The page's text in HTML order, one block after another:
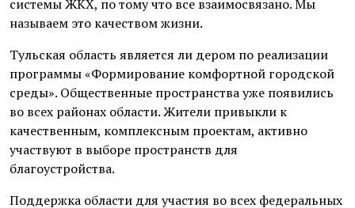
системы ЖКХ, по тому что все взаимосвязано. Мы
называем это качеством жизни.
Тульская область является ли дером по реализации
программы «Формирование комфортной городской
среды». Общественные пространства уже появились
во всех районах области. Жители привыкли к
качественным, комплексным проектам, активно
участвуют в выборе пространств для
благоустройства.
Поддержка области для участия во всех федеральных